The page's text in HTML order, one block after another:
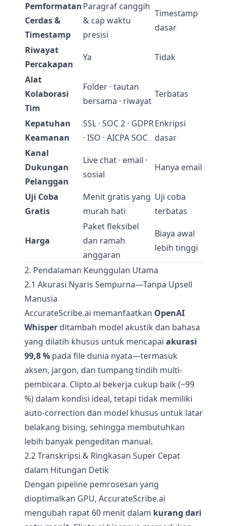
Pemformatan
Cerdas &
Timestamp
Paragraf canggih
& cap waktu
presisi
Timestamp
dasar
Riwayat
Percakapan
Ya
Tidak
Alat
Kolaborasi
Tim
Folder · tautan
bersama · riwayat
Terbatas
Kepatuhan
Keamanan
SSL · SOC 2 · GDPR
· ISO · AICPA SOC
Enkripsi
dasar
Kanal
Dukungan
Pelanggan
Live chat · email ·
sosial
Hanya email
Uji Coba
Gratis
Menit gratis yang
murah hati
Uji coba
terbatas
Harga
Paket fleksibel
dan ramah
anggaran
Biaya awal
lebih tinggi
2. Pendalaman Keunggulan Utama
2.1 Akurasi Nyaris Sempurna—Tanpa Upsell
Manusia
AccurateScribe.ai memanfaatkan OpenAI
Whisper ditambah model akustik dan bahasa
yang dilatih khusus untuk mencapai akurasi
99,8 % pada file dunia nyata—termasuk
aksen, jargon, dan tumpang tindih multi-
pembicara. Clipto.ai bekerja cukup baik (~99
%) dalam kondisi ideal, tetapi tidak memiliki
auto-correction dan model khusus untuk latar
belakang bising, sehingga membutuhkan
lebih banyak pengeditan manual.
2.2 Transkripsi & Ringkasan Super Cepat
dalam Hitungan Detik
Dengan pipeline pemrosesan yang
dioptimalkan GPU, AccurateScribe.ai
mengubah rapat 60 menit dalam kurang dari